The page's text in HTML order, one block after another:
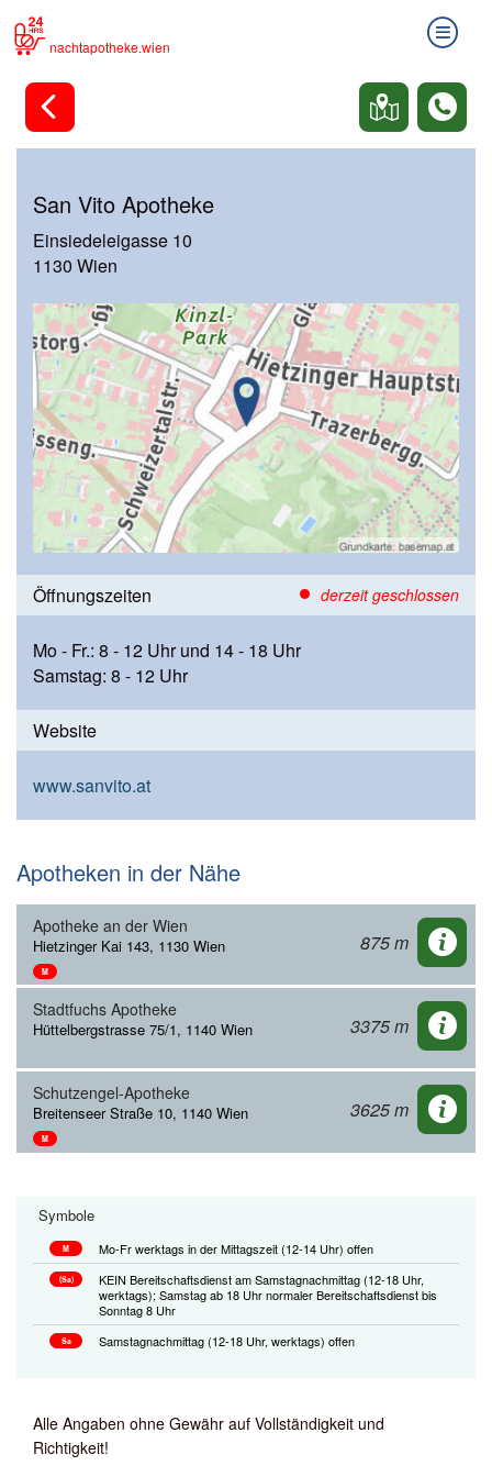
nachtapotheke.wien
San Vito Apotheke
Einsiedeleigasse 10
1130 Wien
Öffnungszeiten derzeit geschlossen
Mo - Fr.: 8 - 12 Uhr und 14 - 18 Uhr
Samstag: 8 - 12 Uhr
Website
www.sanvito.at
Apotheken in der Nähe
Apotheke an der Wien
Hietzinger Kai 143, 1130 Wien
M
875 m
Stadtfuchs Apotheke
Hüttelbergstrasse 75/1, 1140 Wien 3375 m
Schutzengel-Apotheke
Breitenseer Straße 10, 1140 Wien
M
3625 m
Symbole
M Mo-Fr werktags in der Mittagszeit (12-14 Uhr) offen
(Sa)
KEIN Bereitschaftsdienst am Samstagnachmittag (12-18 Uhr,
werktags); Samstag ab 18 Uhr normaler Bereitschaftsdienst bis
Sonntag 8 Uhr
Sa Samstagnachmittag (12-18 Uhr, werktags) offen
Alle Angaben ohne Gewähr auf Vollständigkeit und
Richtigkeit!